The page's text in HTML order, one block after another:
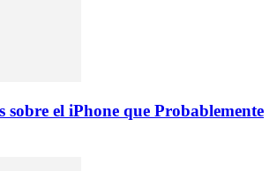
sobre el iPhone que Probablemente